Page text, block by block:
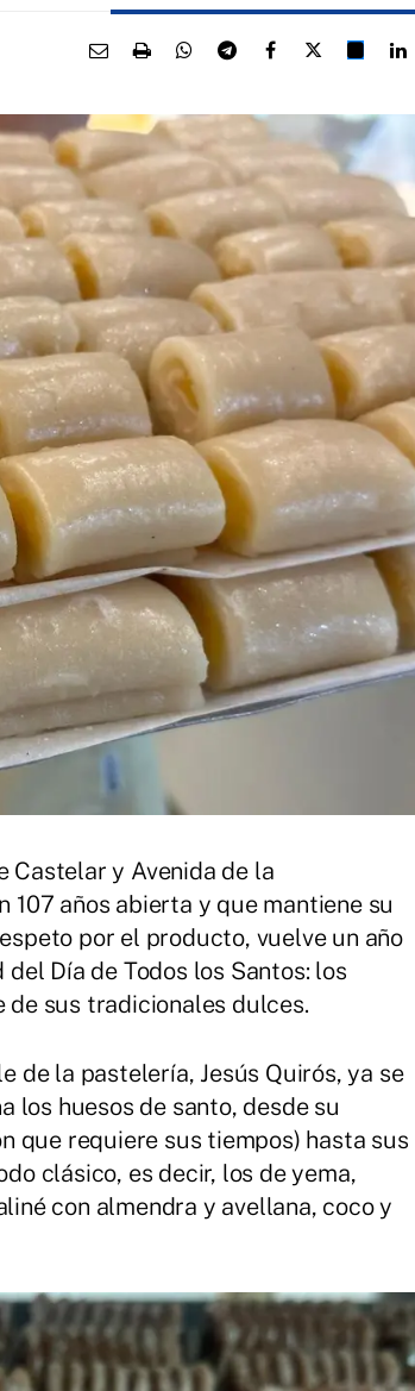
Castelar y Avenida de la
años abierta y que mantiene su
por el producto, vuelve un año
Día de Todos los Santos: los
de sus tradicionales dulces.
de la pastelería, Jesús Quirós, ya se
los huesos de santo, desde su
que requiere sus tiempos) hasta sus
clásico, es decir, los de yema,
con almendra y avellana, coco y